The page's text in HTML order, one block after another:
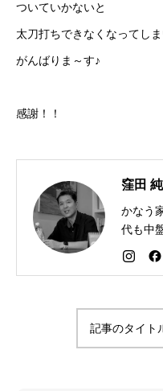
ついていかないと
太刀打ちできなくなってし
がんばりま～す♪
感謝！！
窪田
かなう
代も中
求しな
を広め
記事のタイト